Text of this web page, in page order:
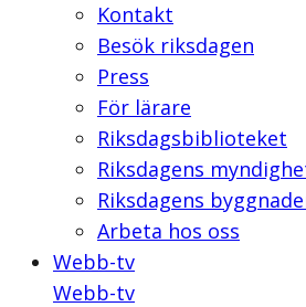
Kontakt
Besök riksdagen
Press
För lärare
Riksdagsbiblioteket
Riksdagens
Riksdagens
Arbeta hos oss
Webb-tv
Webb-tv